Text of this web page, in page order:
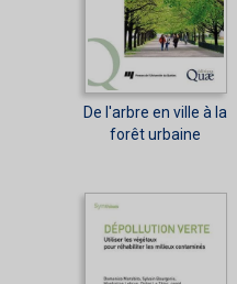
De l'arbre en ville à la
forêt urbaine